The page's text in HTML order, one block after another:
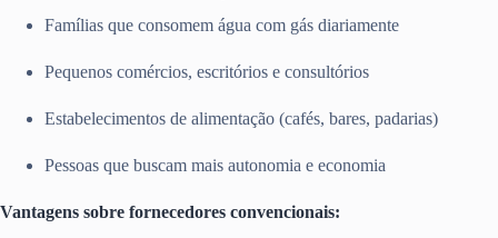
Famílias que consomem água com gás diariamente
Pequenos comércios, escritórios e consultórios
Estabelecimentos de alimentação (cafés, bares, padarias)
Pessoas que buscam mais autonomia e economia
Vantagens sobre fornecedores convencionais: